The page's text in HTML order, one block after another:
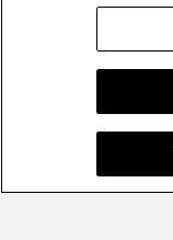
DELIVERY